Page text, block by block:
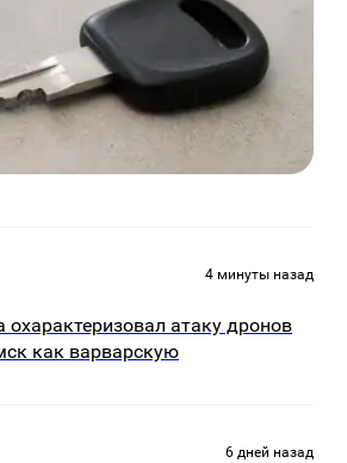
4 минуты назад
охарактеризовал атаку дронов
как варварскую
6 дней назад